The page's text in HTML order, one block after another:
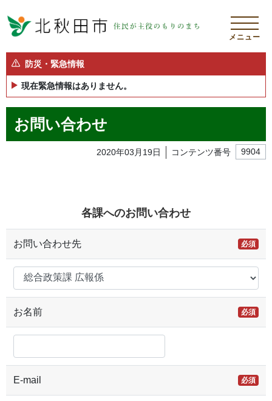
メニュー
防災・緊急情報
現在緊急情報はありません。
お問い合わせ
2020年03月19日 コンテンツ番号 9904
各課へのお問い合わせ
お問い合わせ先 必須
お名前 必須
E-mail 必須